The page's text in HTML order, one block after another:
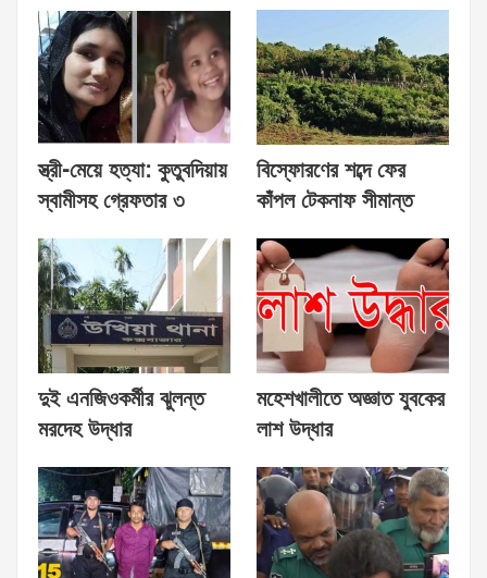
স্ত্রী-মেয়ে হত্যা: কুতুবদিয়ায়
স্বামীসহ গ্রেফতার ৩
বিস্ফোরণের শব্দে ফের
কাঁপল টেকনাফ সীমান্ত
দুই এনজিওকর্মীর ঝুলন্ত
মরদেহ উদ্ধার
মহেশখালীতে অজ্ঞাত যুবকের
লাশ উদ্ধার